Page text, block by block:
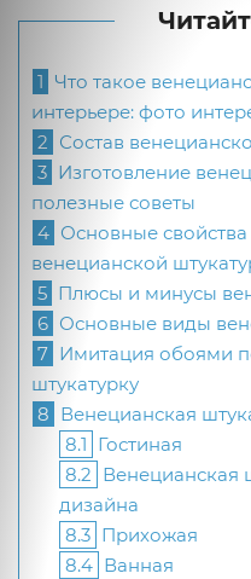
1 Что такое
интерьере: фото
2 Состав
3 Изготовление
полезные советы
4 Основные свойства
венецианской
5 Плюсы и минусы
6 Основные виды
7 Имитация обоями
штукатурку
8 Венецианская
8.1 Гостиная
8.2 Венецианская
дизайна
8.3 Прихожая
8.4 Ванная